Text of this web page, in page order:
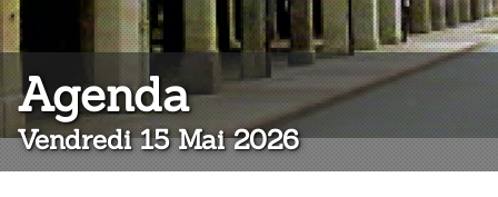
Agenda:
Vendredi 15 Mai 2026